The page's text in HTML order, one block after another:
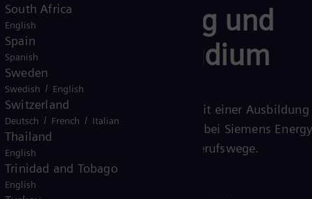
Ausbildung und
duales Studium
Starte Deine Zukunft mit einer
einem dualen Studium bei Siemens
entdecke spannende Berufswege.
South Africa
English
Spain
Spanish
Sweden
Swedish / English
Switzerland
Deutsch / French / Italian
Thailand
English
Trinidad and Tobago
English